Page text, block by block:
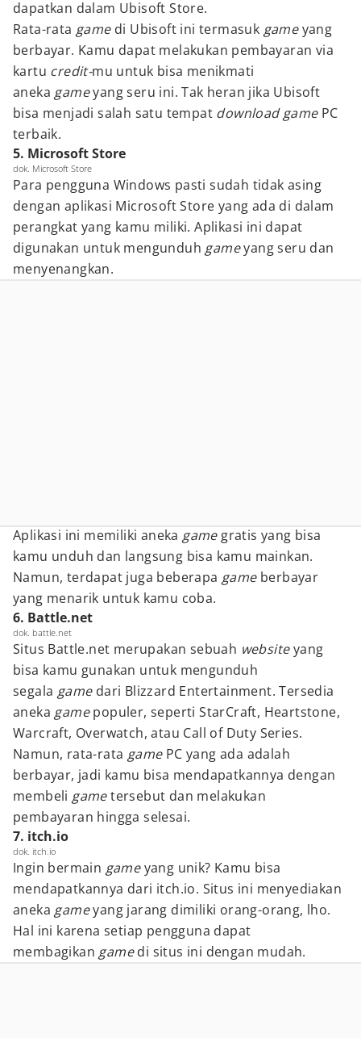
dapatkan dalam Ubisoft Store.
Rata-rata game di Ubisoft ini termasuk gameyang
berbayar. Kamu dapat melakukan pembayaran via
kartu credit-mu untuk bisa menikmati
aneka gameyang seru ini. Tak heran jika Ubisoft
bisa menjadi salah satu tempat download gamePC
terbaik.
5. Microsoft Store
dok. Microsoft Store
Para pengguna Windows pasti sudah tidak asing
dengan aplikasi Microsoft Store yang ada di dalam
perangkat yang kamu miliki. Aplikasi ini dapat
digunakan untuk mengunduh gameyang seru dan
menyenangkan.
Aplikasi ini memiliki aneka game gratis yang bisa
kamu unduh dan langsung bisa kamu mainkan.
Namun, terdapat juga beberapa game berbayar
yang menarik untuk kamu coba.
6. Battle.net
dok. battle.net
Situs Battle.net merupakan sebuah websiteyang
bisa kamu gunakan untuk mengunduh
segala game dari Blizzard Entertainment. Tersedia
aneka gamepopuler, seperti StarCraft, Heartstone,
Warcraft, Overwatch, atau Call of Duty Series.
Namun, rata-rata game PC yang ada adalah
berbayar, jadi kamu bisa mendapatkannya dengan
membeli gametersebut dan melakukan
pembayaran hingga selesai.
7. itch.io
dok. itch.io
Ingin bermain gameyang unik? Kamu bisa
mendapatkannya dari itch.io. Situs ini menyediakan
aneka gameyang jarang dimiliki orang-orang, lho.
Hal ini karena setiap pengguna dapat
membagikan gamedi situs ini dengan mudah.